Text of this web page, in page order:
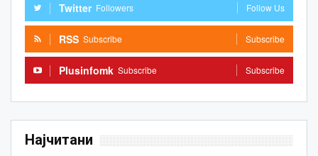
Twitter Followers Follow Us
RSS Subscribe Subscribe
Plusinfomk Subscribe Subscribe
Најчитани